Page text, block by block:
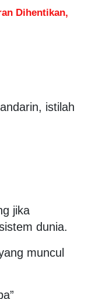
Dihentikan,
istilah
jika
dunia.
muncul